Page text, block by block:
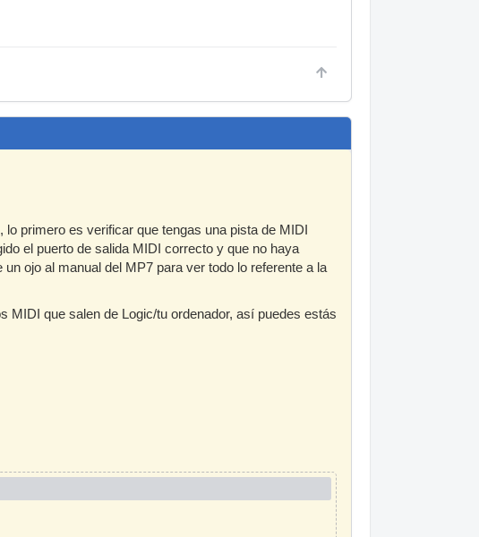
primero es verificar que tengas una pista de MIDI
el puerto de salida MIDI correcto y que no haya
ojo al manual del MP7 para ver todo lo referente a la
MIDI que salen de Logic/tu ordenador, así puedes estás